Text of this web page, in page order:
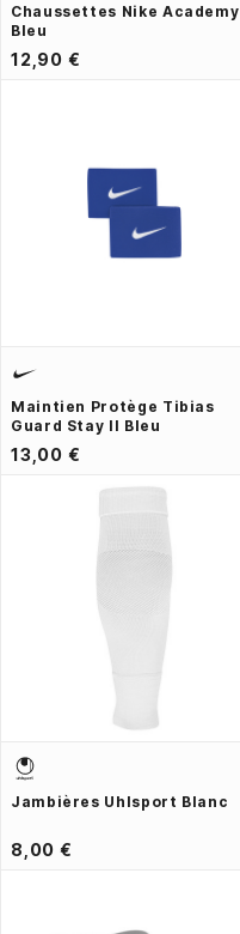
Chaussettes Nike Academy
Bleu
12,90 €
Maintien Protège Tibias
Guard Stay II Bleu
13,00 €
Jambières Uhlsport Blanc
8,00 €